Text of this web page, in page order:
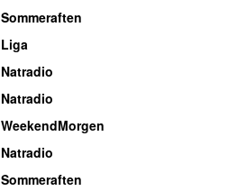
Sommeraften
Liga
Natradio
Natradio
WeekendMorgen
Natradio
Sommeraften